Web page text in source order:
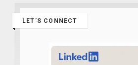
LET’S CONNECT